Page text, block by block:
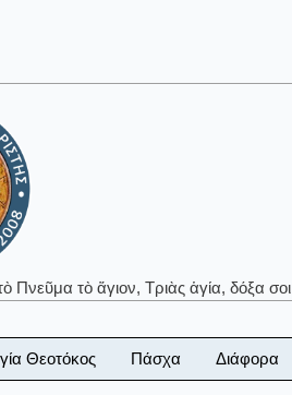
τὸ ἅγιον, Τριὰς ἁγία, δόξα σοι
Θεοτόκος Πάσχα Διάφορα